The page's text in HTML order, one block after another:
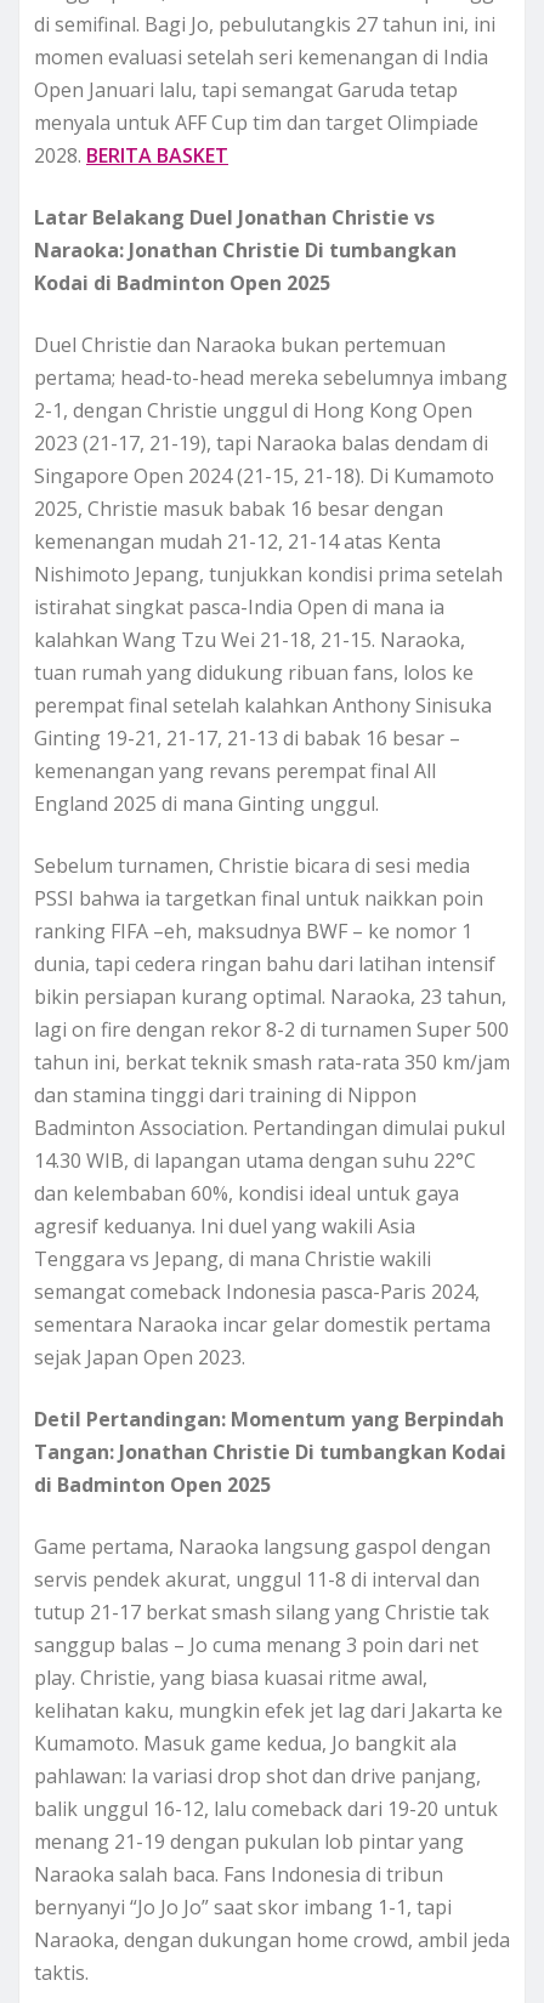
di semifinal. Bagi Jo, pebulutangkis 27 tahun ini, ini
momen evaluasi setelah seri kemenangan di India
Open Januari lalu, tapi semangat Garuda tetap
menyala untuk AFF Cup tim dan target Olimpiade
2028. BERITA BASKET
Latar Belakang Duel Jonathan Christie vs
Naraoka: Jonathan Christie Di tumbangkan
Kodai di Badminton Open 2025
Duel Christie dan Naraoka bukan pertemuan
pertama; head-to-head mereka sebelumnya imbang
2-1, dengan Christie unggul di Hong Kong Open
2023 (21-17, 21-19), tapi Naraoka balas dendam di
Singapore Open 2024 (21-15, 21-18). Di Kumamoto
2025, Christie masuk babak 16 besar dengan
kemenangan mudah 21-12, 21-14 atas Kenta
Nishimoto Jepang, tunjukkan kondisi prima setelah
istirahat singkat pasca-India Open di mana ia
kalahkan Wang Tzu Wei 21-18, 21-15. Naraoka,
tuan rumah yang didukung ribuan fans, lolos ke
perempat final setelah kalahkan Anthony Sinisuka
Ginting 19-21, 21-17, 21-13 di babak 16 besar –
kemenangan yang revans perempat final All
England 2025 di mana Ginting unggul.
Sebelum turnamen, Christie bicara di sesi media
PSSI bahwa ia targetkan final untuk naikkan poin
ranking FIFA –eh, maksudnya BWF – ke nomor 1
dunia, tapi cedera ringan bahu dari latihan intensif
bikin persiapan kurang optimal. Naraoka, 23 tahun,
lagi on fire dengan rekor 8-2 di turnamen Super 500
tahun ini, berkat teknik smash rata-rata 350 km/jam
dan stamina tinggi dari training di Nippon
Badminton Association. Pertandingan dimulai pukul
14.30 WIB, di lapangan utama dengan suhu 22°C
dan kelembaban 60%, kondisi ideal untuk gaya
agresif keduanya. Ini duel yang wakili Asia
Tenggara vs Jepang, di mana Christie wakili
semangat comeback Indonesia pasca-Paris 2024,
sementara Naraoka incar gelar domestik pertama
sejak Japan Open 2023.
Detil Pertandingan: Momentum yang Berpindah
Tangan: Jonathan Christie Di tumbangkan Kodai
di Badminton Open 2025
Game pertama, Naraoka langsung gaspol dengan
servis pendek akurat, unggul 11-8 di interval dan
tutup 21-17 berkat smash silang yang Christie tak
sanggup balas – Jo cuma menang 3 poin dari net
play. Christie, yang biasa kuasai ritme awal,
kelihatan kaku, mungkin efek jet lag dari Jakarta ke
Kumamoto. Masuk game kedua, Jo bangkit ala
pahlawan: Ia variasi drop shot dan drive panjang,
balik unggul 16-12, lalu comeback dari 19-20 untuk
menang 21-19 dengan pukulan lob pintar yang
Naraoka salah baca. Fans Indonesia di tribun
bernyanyi “Jo Jo Jo” saat skor imbang 1-1, tapi
Naraoka, dengan dukungan home crowd, ambil jeda
taktis.